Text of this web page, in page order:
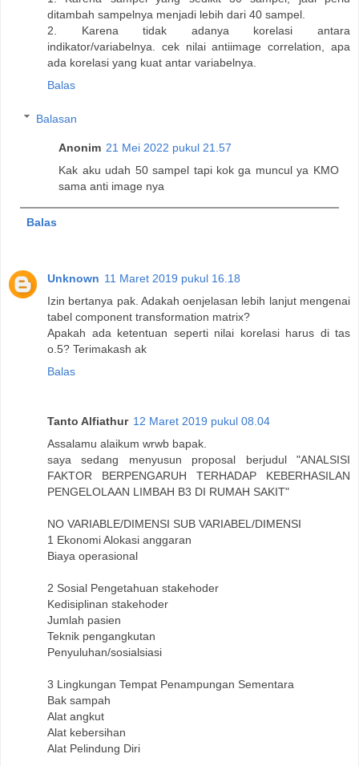
ditambah sampelnya menjadi lebih dari 40 sampel.
2. Karena tidak adanya korelasi antara
indikator/variabelnya. cek nilai antiimage correlation, apa
ada korelasi yang kuat antar variabelnya.
Balas
Balasan
Anonim 21 Mei 2022 pukul 21.57
Kak aku udah 50 sampel tapi kok ga muncul ya KMO
sama anti image nya
Balas
Unknown 11 Maret 2019 pukul 16.18
Izin bertanya pak. Adakah oenjelasan lebih lanjut mengenai
tabel component transformation matrix?
Apakah ada ketentuan seperti nilai korelasi harus di tas
o.5? Terimakash ak
Balas
Tanto Alfiathur 12 Maret 2019 pukul 08.04
Assalamu alaikum wrwb bapak.
saya sedang menyusun proposal berjudul "ANALSISI
FAKTOR BERPENGARUH TERHADAP KEBERHASILAN
PENGELOLAAN LIMBAH B3 DI RUMAH SAKIT"
NO VARIABLE/DIMENSI SUB VARIABEL/DIMENSI
1 Ekonomi Alokasi anggaran
Biaya operasional
2 Sosial Pengetahuan stakehoder
Kedisiplinan stakehoder
Jumlah pasien
Teknik pengangkutan
Penyuluhan/sosialsiasi
3 Lingkungan Tempat Penampungan Sementara
Bak sampah
Alat angkut
Alat kebersihan
Alat Pelindung Diri